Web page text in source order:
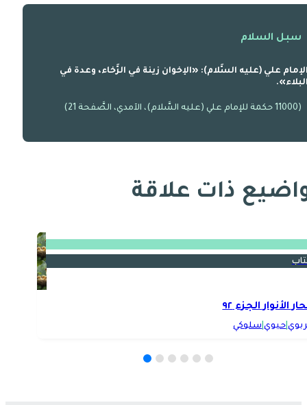
سبل السلام
علي (عليه السَّلام): «الإخوان زينة في الرَّخاء، وعدة في
(11000 حكمة للإمام علي (عليه السَّلام)، الآمدي، الصَّفحة 21)
ذات علاقة
الأنوار الجزء ٩٢
|حيوي|سلوكي